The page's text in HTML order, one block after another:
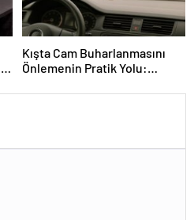
Kışta Cam Buharlanmasını
Önlemenin Pratik Yolu: